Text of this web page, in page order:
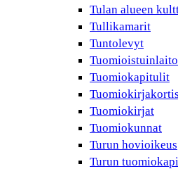
Tulan alueen
Tullikamarit
Tuntolevyt
Tuomiokapitulit
Tuomiokirjat
Tuomiokunnat
Turun hovioikeus
Turun